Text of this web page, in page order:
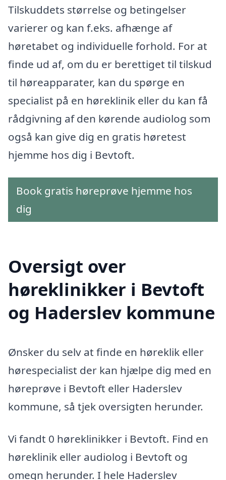
Tilskuddets størrelse og betingelser
varierer og kan f.eks. afhænge af
høretabet og individuelle forhold. For at
finde ud af, om du er berettiget til tilskud
til høreapparater, kan du spørge en
specialist på en høreklinik eller du kan få
rådgivning af den kørende audiolog som
også kan give dig en gratis høretest
hjemme hos dig i Bevtoft.
Book gratis høreprøve hjemme hos
dig
Oversigt over
høreklinikker i Bevtoft
og Haderslev kommune
Ønsker du selv at finde en høreklik eller
hørespecialist der kan hjælpe dig med en
høreprøve i Bevtoft eller Haderslev
kommune, så tjek oversigten herunder.
Vi fandt 0 høreklinikker i Bevtoft. Find en
høreklinik eller audiolog i Bevtoft og
omegn herunder. I hele Haderslev